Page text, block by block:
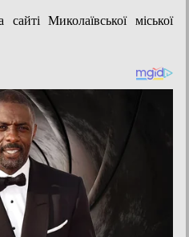
Миколаївської міської